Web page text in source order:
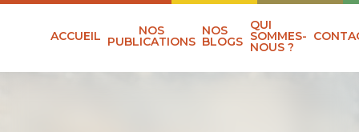
ACCUEIL NOS
PUBLICATIONS
NOS
BLOGS
QUI
SOMMES-
NOUS ?